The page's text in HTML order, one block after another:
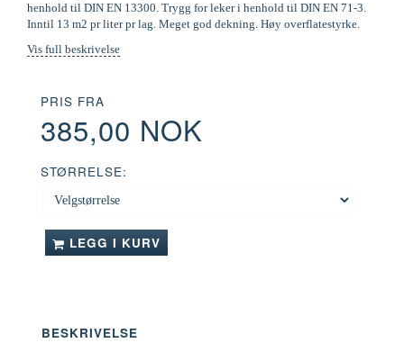
henhold til DIN EN 13300. Trygg for leker i henhold til DIN EN 71-3.
Inntil 13 m2 pr liter pr lag. Meget god dekning. Høy overflatestyrke.
Vis full beskrivelse
PRIS FRA
385,00 NOK
STØRRELSE:
LEGG I KURV
BESKRIVELSE